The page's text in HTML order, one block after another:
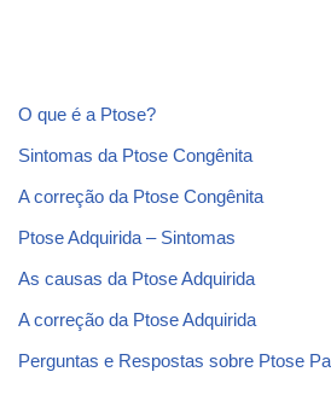
O que é a Ptose?
Sintomas da Ptose Congênita
A correção da Ptose Congênita
Ptose Adquirida – Sintomas
As causas da Ptose Adquirida
A correção da Ptose Adquirida
Perguntas e Respostas sobre Ptose